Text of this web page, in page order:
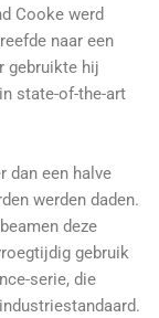
Cooke werd
naar een
gebruikte hij
state-of-the-art
dan een halve
werden daden.
deze
gebruik
serie, die